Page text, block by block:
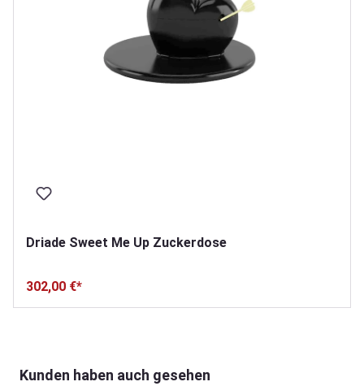
Driade Sweet Me Up Zuckerdose
302,00 €*
Kunden haben auch gesehen